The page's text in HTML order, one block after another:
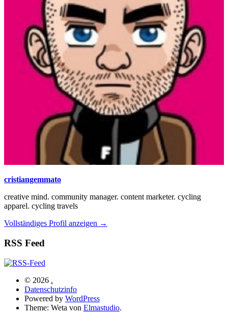
cristiangemmato
creative mind. community manager. content marketer. cycling
apparel. cycling travels
Vollständiges Profil anzeigen →
RSS Feed
© 2026 .
Datenschutzinfo
Powered by WordPress
Theme: Weta von Elmastudio.